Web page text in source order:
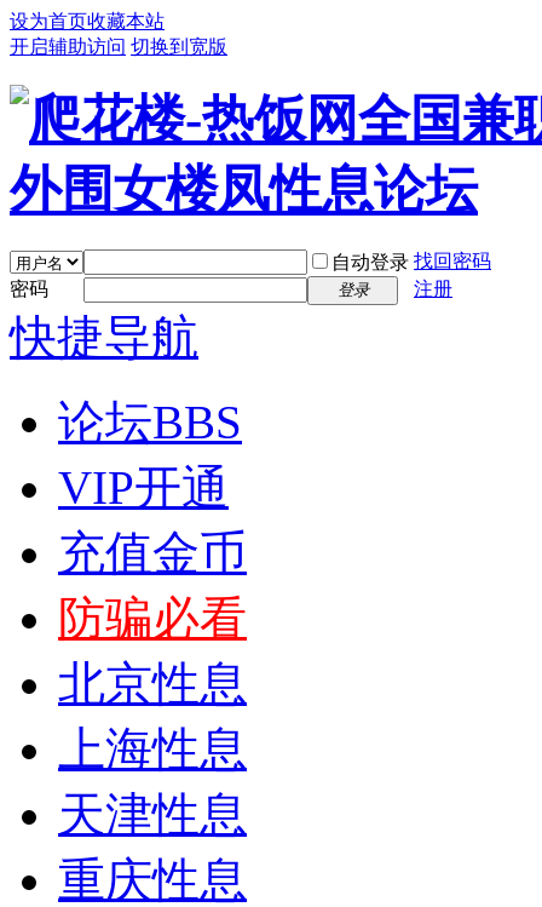
设为首页收藏本站
开启辅助访问 切换到宽版
自动登录 找回密码
密码
登录 注册
快捷导航
论坛BBS
VIP开通
充值金币
防骗必看
北京性息
上海性息
天津性息
重庆性息